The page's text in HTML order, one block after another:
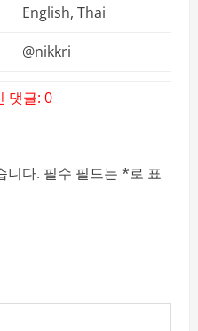
English, Thai
@nikkri
댓글: 0
니다. 필수 필드는 *로 표